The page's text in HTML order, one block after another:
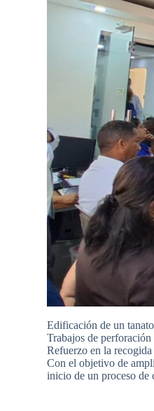
Edificación de un
Trabajos de
Refuerzo en la
Con el objetivo de
inicio de un proceso de